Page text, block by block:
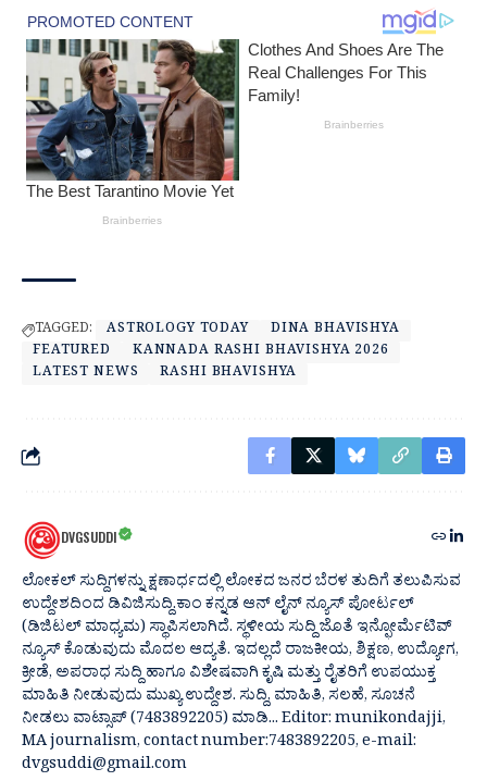
TAGGED: ASTROLOGY TODAY
DINA BHAVISHYA
FEATURED
KANNADA RASHI BHAVISHYA 2026
LATEST NEWS
RASHI BHAVISHYA
DVGSUDDI
ಲೋಕಲ್ ಸುದ್ದಿಗಳನ್ನು ಕ್ಷಣಾರ್ಧದಲ್ಲಿ ಲೋಕದ ಜನರ ಬೆರಳ ತುದಿಗೆ ತಲುಪಿಸುವ
ಉದ್ದೇಶದಿಂದ ಡಿವಿಜಿಸುದ್ದಿ.ಕಾಂ ಕನ್ನಡ ಆನ್ ಲೈನ್ ನ್ಯೂಸ್ ಪೋರ್ಟಲ್
(ಡಿಜಿಟಲ್ ಮಾಧ್ಯಮ) ಸ್ಥಾಪಿಸಲಾಗಿದೆ. ಸ್ಥಳೀಯ ಸುದ್ದಿ ಜೊತೆ ಇನ್ಫೋರ್ಮೆಟಿವ್
ನ್ಯೂಸ್ ಕೊಡುವುದು ಮೊದಲ ಆದ್ಯತೆ. ಇದಲ್ಲದೆ ರಾಜಕೀಯ, ಶಿಕ್ಷಣ, ಉದ್ಯೋಗ,
ಕ್ರೀಡೆ, ಅಪರಾಧ ಸುದ್ದಿ ಹಾಗೂ ವಿಶೇಷವಾಗಿ ಕೃಷಿ ಮತ್ತು ರೈತರಿಗೆ ಉಪಯುಕ್ತ
ಮಾಹಿತಿ ನೀಡುವುದು ಮುಖ್ಯ ಉದ್ದೇಶ. ಸುದ್ದಿ, ಮಾಹಿತಿ, ಸಲಹೆ, ಸೂಚನೆ
ನೀಡಲು ವಾಟ್ಸಾಪ್ (7483892205) ಮಾಡಿ... Editor: munikondajji,
MA journalism, contact number:7483892205, e-mail:
dvgsuddi@gmail.com